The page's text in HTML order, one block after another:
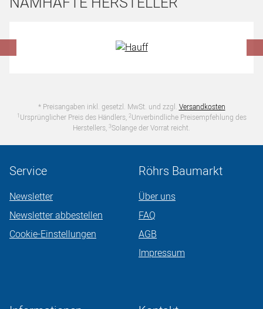
* Preisangaben inkl. gesetzl. MwSt. und zzgl. Versandkosten
1 Ursprünglicher Preis des Händlers, 2Unverbindliche Preisempfehlung des
Herstellers, 3Solange der Vorrat reicht.
Service
Newsletter
Newsletter abbestellen
Cookie-Einstellungen
Röhrs Baumarkt
Über uns
FAQ
AGB
Impressum